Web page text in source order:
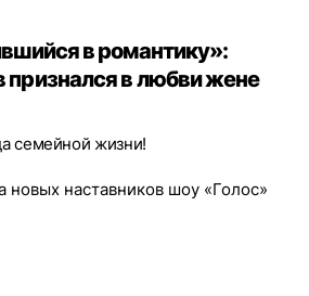
в романтику»:
в любви жене
семейной жизни!